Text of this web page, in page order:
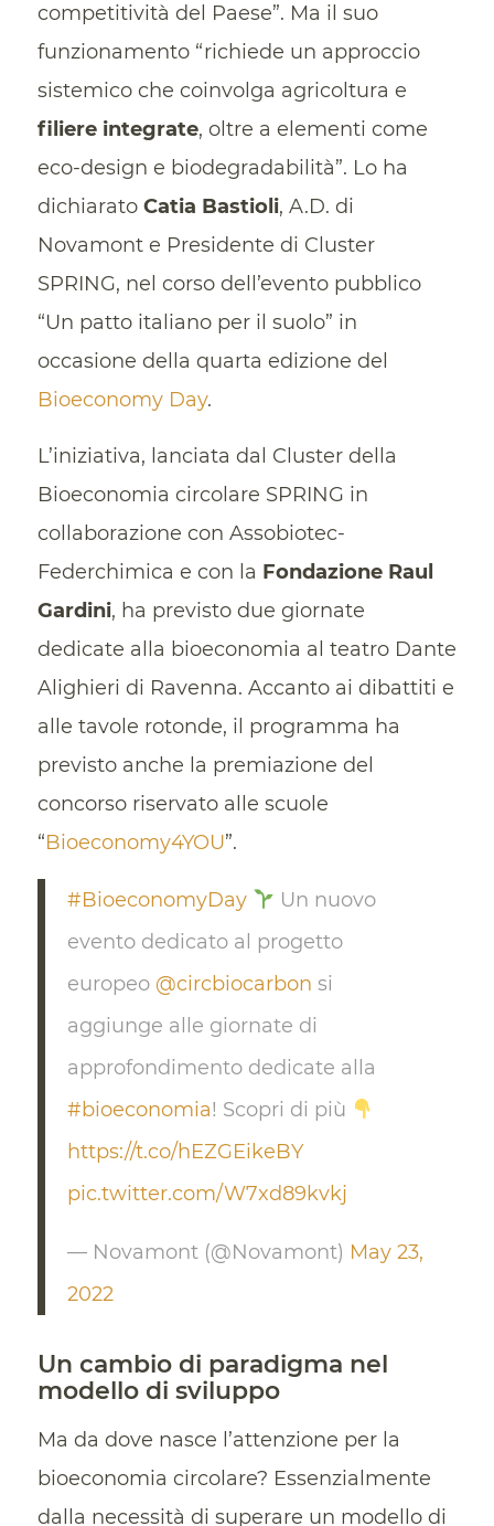
competitività del Paese”. Ma il suo
funzionamento “richiede un approccio
sistemico che coinvolga agricoltura e
filiere integrate, oltre a elementi come
eco-design e biodegradabilità”. Lo ha
dichiarato Catia Bastioli, A.D. di
Novamont e Presidente di Cluster
SPRING, nel corso dell’evento pubblico
“Un patto italiano per il suolo” in
occasione della quarta edizione del
Bioeconomy Day.
L’iniziativa, lanciata dal Cluster della
Bioeconomia circolare SPRING in
collaborazione con Assobiotec-
Federchimica e con la Fondazione Raul
Gardini, ha previsto due giornate
dedicate alla bioeconomia al teatro Dante
Alighieri di Ravenna. Accanto ai dibattiti e
alle tavole rotonde, il programma ha
previsto anche la premiazione del
concorso riservato alle scuole
“Bioeconomy4YOU”.
#BioeconomyDay
Un nuovo
evento dedicato al progetto
europeo @circbiocarbon si
aggiunge alle giornate di
approfondimento dedicate alla
#bioeconomia! Scopri di più
https://t.co/hEZGEikeBY
pic.twitter.com/W7xd89kvkj
— Novamont (@Novamont) May 23,
2022
Un cambio di paradigma nel
modello di sviluppo
Ma da dove nasce l’attenzione per la
bioeconomia circolare? Essenzialmente
dalla necessità di superare un modello di